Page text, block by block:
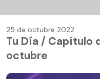
25 de octubre 2022
Tu Día / Capítulo
octubre